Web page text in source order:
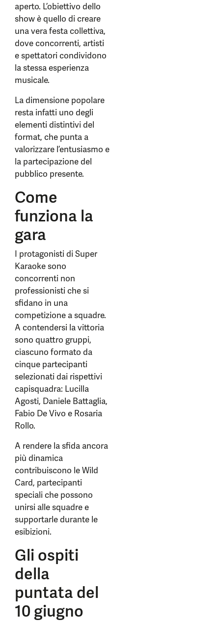
aperto. L’obiettivo dello
show è quello di creare
una vera festa collettiva,
dove concorrenti, artisti
e spettatori condividono
la stessa esperienza
musicale.
La dimensione popolare
resta infatti uno degli
elementi distintivi del
format, che punta a
valorizzare l’entusiasmo e
la partecipazione del
pubblico presente.
Come
funziona la
gara
I protagonisti di Super
Karaoke sono
concorrenti non
professionisti che si
sfidano in una
competizione a squadre.
A contendersi la vittoria
sono quattro gruppi,
ciascuno formato da
cinque partecipanti
selezionati dai rispettivi
capisquadra: Lucilla
Agosti, Daniele Battaglia,
Fabio De Vivo e Rosaria
Rollo.
A rendere la sfida ancora
più dinamica
contribuiscono le Wild
Card, partecipanti
speciali che possono
unirsi alle squadre e
supportarle durante le
esibizioni.
Gli ospiti
della
puntata del
10 giugno